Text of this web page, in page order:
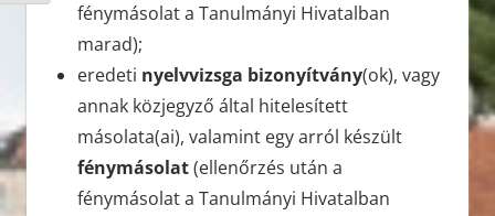
fénymásolat a Tanulmányi Hivatalban
marad);
eredeti nyelvvizsga bizonyítvány(ok), vagy
annak közjegyző által hitelesített
másolata(ai), valamint egy arról készült
fénymásolat(ellenőrzés után a
fénymásolat a Tanulmányi Hivatalban